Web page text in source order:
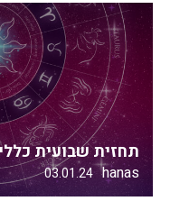
תחזית שבועית
hanas
03.01.24